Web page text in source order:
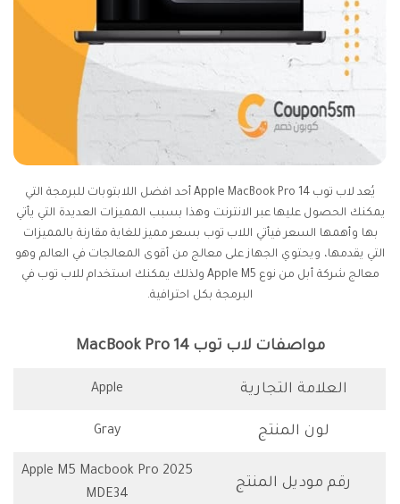
يُعد لاب توب Apple MacBook Pro 14 أحد افضل اللابتوبات للبرمجة التي
يمكنك الحصول عليها عبر الانترنت وهذا بسبب المميزات العديدة التي يأتي
بها وأهمها السعر فيأتي اللاب توب بسعر مميز للغاية مقارنة بالمميزات
التي يقدمها، ويحتوي الجهاز على معالج من أقوى المعالجات في العالم وهو
معالج شركة أبل من نوع Apple M5 ولذلك يمكنك استخدام للاب توب في
البرمجة بكل احترافية.
مواصفات لاب توب MacBook Pro 14
العلامة التجارية Apple
لون المنتج Gray
رقم موديل المنتج
Apple M5 Macbook Pro 2025
MDE34